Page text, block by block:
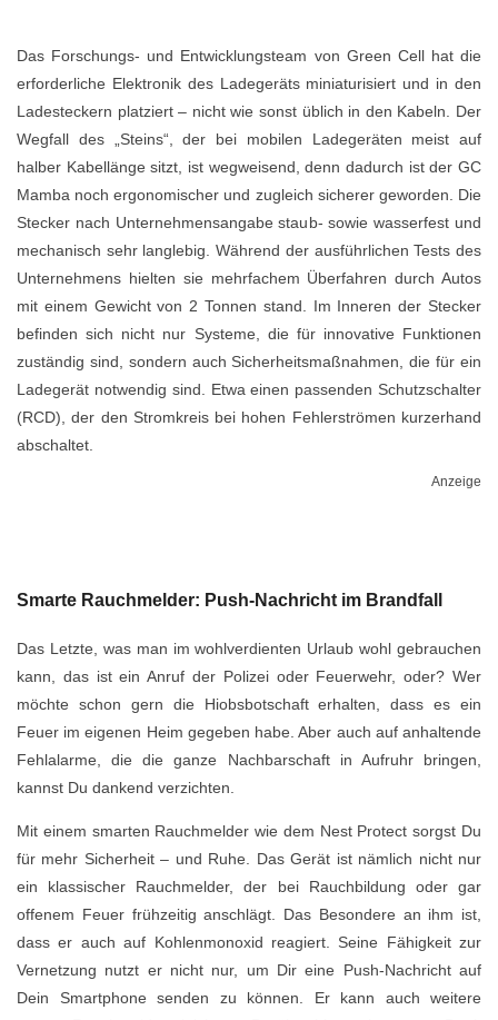
Das Forschungs- und Entwicklungsteam von Green Cell hat die
erforderliche Elektronik des Ladegeräts miniaturisiert und in den
Ladesteckern platziert – nicht wie sonst üblich in den Kabeln. Der
Wegfall des „Steins“, der bei mobilen Ladegeräten meist auf
halber Kabellänge sitzt, ist wegweisend, denn dadurch ist der GC
Mamba noch ergonomischer und zugleich sicherer geworden. Die
Stecker nach Unternehmensangabe staub- sowie wasserfest und
mechanisch sehr langlebig. Während der ausführlichen Tests des
Unternehmens hielten sie mehrfachem Überfahren durch Autos
mit einem Gewicht von 2 Tonnen stand. Im Inneren der Stecker
befinden sich nicht nur Systeme, die für innovative Funktionen
zuständig sind, sondern auch Sicherheitsmaßnahmen, die für ein
Ladegerät notwendig sind. Etwa einen passenden Schutzschalter
(RCD), der den Stromkreis bei hohen Fehlerströmen kurzerhand
abschaltet.
Anzeige
Smarte Rauchmelder: Push-Nachricht im Brandfall
Das Letzte, was man im wohlverdienten Urlaub wohl gebrauchen
kann, das ist ein Anruf der Polizei oder Feuerwehr, oder? Wer
möchte schon gern die Hiobsbotschaft erhalten, dass es ein
Feuer im eigenen Heim gegeben habe. Aber auch auf anhaltende
Fehlalarme, die die ganze Nachbarschaft in Aufruhr bringen,
kannst Du dankend verzichten.
Mit einem smarten Rauchmelder wie dem Nest Protect sorgst Du
für mehr Sicherheit – und Ruhe. Das Gerät ist nämlich nicht nur
ein klassischer Rauchmelder, der bei Rauchbildung oder gar
offenem Feuer frühzeitig anschlägt. Das Besondere an ihm ist,
dass er auch auf Kohlenmonoxid reagiert. Seine Fähigkeit zur
Vernetzung nutzt er nicht nur, um Dir eine Push-Nachricht auf
Dein Smartphone senden zu können. Er kann auch weitere